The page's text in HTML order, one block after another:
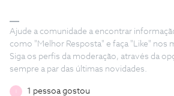
Ajude a comunidade a encontrar
como "Melhor Resposta" e faça "Like" nos
Siga os perfis da moderação, através da
sempre a par das últimas novidades.
1 pessoa gostou